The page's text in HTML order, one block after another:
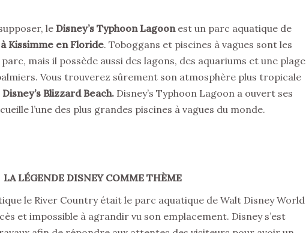
le Disney’s Typhoon Lagoonest un parc aquatique de
Kissimme en Floride. Toboggans et piscines à vagues sont les
mais il possède aussi des lagons, des aquariums et une plage
Vous trouverez sûrement son atmosphère plus tropicale
Disney’s Blizzard Beach. Disney’s Typhoon Lagoon a ouvert ses
l’une des plus grandes piscines à vagues du monde.
LA LÉGENDE DISNEY COMME THÈME
le River Country était le parc aquatique de Walt Disney World
et impossible à agrandir vu son emplacement. Disney s’est